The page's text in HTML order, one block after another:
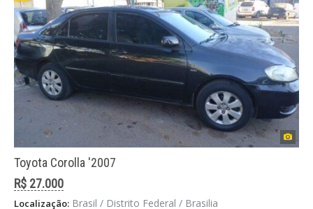
Toyota Corolla '2007
R$ 27.000
Localização: Brasil / Distrito Federal / Brasilia